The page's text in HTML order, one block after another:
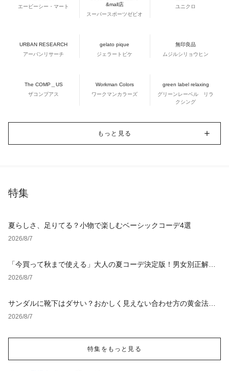
エービーシー・マート
&mall店
スーパースポーツゼビオ
ユニクロ
URBAN RESEARCH
アーバンリサーチ
gelato pique
ジェラートピケ
無印良品
ムジルシリョウヒン
The COMP＿US
ザコンプアス
Workman Colors
ワークマンカラーズ
green label relaxing
グリーンレーベル リラ
クシング
もっと見る
特集
夏らしさ、足りてる？小物で楽しむベーシックコーデ4選
2026/8/7
「今買って秋まで使える」大人の夏コーデ決定版！男女別正解ス
タイルとNGな着こなし
2026/8/7
サンダルに靴下はダサい？おかしく見えない合わせ方の黄金法則
と男女別おすすめコーデ
2026/8/7
特集をもっと見る